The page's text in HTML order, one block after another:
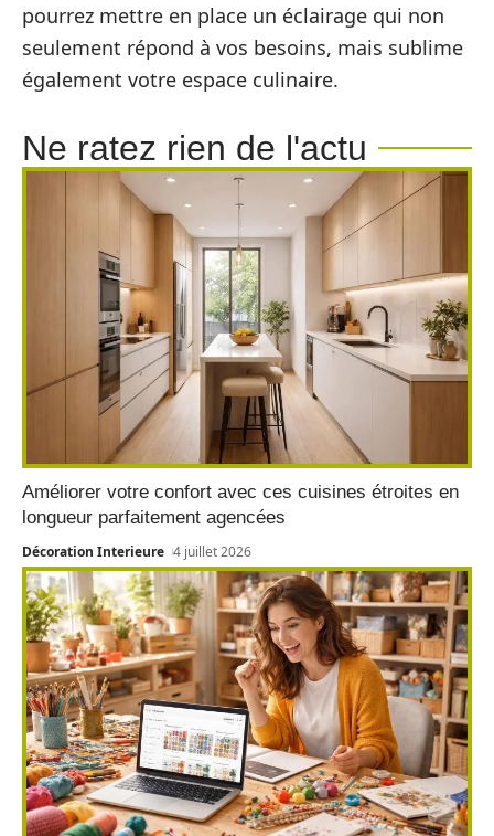
pourrez mettre en place un éclairage qui non
seulement répond à vos besoins, mais sublime
également votre espace culinaire.
Ne ratez rien de l'actu
Améliorer votre confort avec ces cuisines étroites en
longueur parfaitement agencées
Décoration Interieure 4 juillet 2026